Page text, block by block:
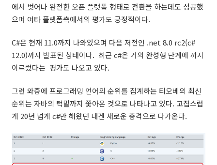
에서 벗어나 완전한 오픈 플랫폼 형태로 전환을 하는데도 성공했
으며 여타 플랫폼측에서의 평가도 긍정적이다.
C#은 현재 11.0까지 나와있으며 다음 저전인 .net 8.0 rc2(c#
12.0)까지 발표된 상태이다. 최근 c#은 거의 완성형 단계에 까지
이르렀다는 평가도 나오고 있다.
그런 와중에 프로그래밍 언어의 순위를 집계하는 티오베의 최신
순위는 자바의 턱밑까지 쫓아온 것으로 나타나고 있다. 고집스럽
게 20년 넘게 c#만 해왔던 내겐 새로운 충격으로 다가온다.